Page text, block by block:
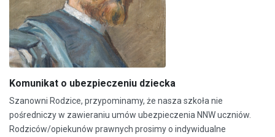
Komunikat o ubezpieczeniu dziecka
Szanowni Rodzice, przypominamy, że nasza szkoła nie
pośredniczy w zawieraniu umów ubezpieczenia NNW uczniów.
Rodziców/opiekunów prawnych prosimy o indywidualne